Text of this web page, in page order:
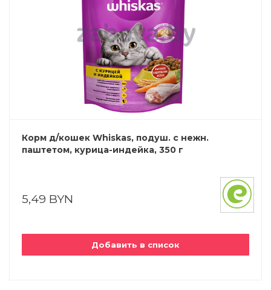
Корм д/кошек Whiskas, подуш. с нежн.
паштетом, курица-индейка, 350 г
5,49 BYN
Добавить в список